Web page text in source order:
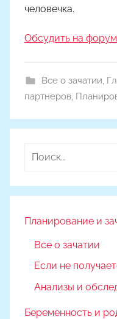
человечка.
Обсудить на
Все о зачатии,
партнеров,
Найти:
Планирование и
Все о зачатии
Если не
Анализы и
Беременность и